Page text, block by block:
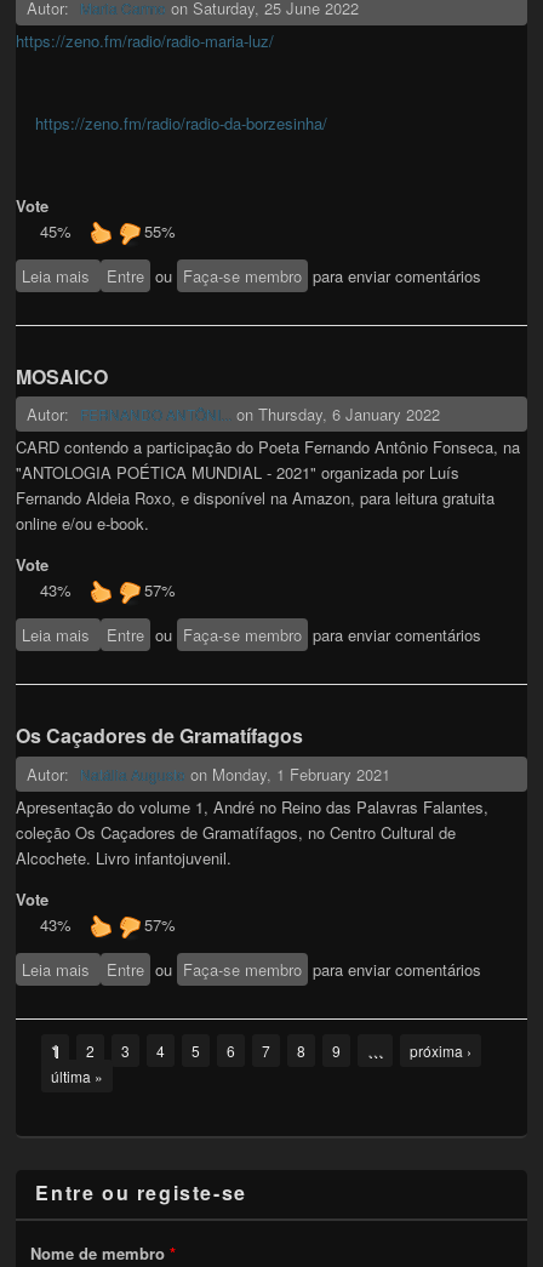
Autor: Maria Carmo on Saturday, 25 June 2022
https://zeno.fm/radio/radio-maria-luz/
https://zeno.fm/radio/radio-da-borzesinha/
Vote
45%
55%
Leia mais sobre As minhas Lindas Rádios titulo Maria Luz
Entre ou Faça-se membro para enviar comentários
MOSAICO
Autor: FERNANDO ANTÔNI... onThursday, 6 January 2022
CARD contendo a participação do Poeta Fernando Antônio Fonseca, na
"ANTOLOGIA POÉTICA MUNDIAL - 2021" organizada por Luís
Fernando Aldeia Roxo, e disponível na Amazon, para leitura gratuita
online e/ou e-book.
Vote
43%
57%
Leia mais sobre MOSAICO
Entre ou Faça-se membro para enviar comentários
Os Caçadores de Gramatífagos
Autor: Natália Augusto on Monday, 1 February 2021
Apresentação do volume 1, André no Reino das Palavras Falantes,
coleção Os Caçadores de Gramatífagos, no Centro Cultural de
Alcochete. Livro infantojuvenil.
Vote
43%
57%
Leia mais sobre Os Caçadores de Gramatífagos
Entre ou Faça-se membro para enviar comentários
Pages
1 2 3 4 5 6 7 8 9 …
próxima ›
última »
Entre ou registe-se
Nome de membro*